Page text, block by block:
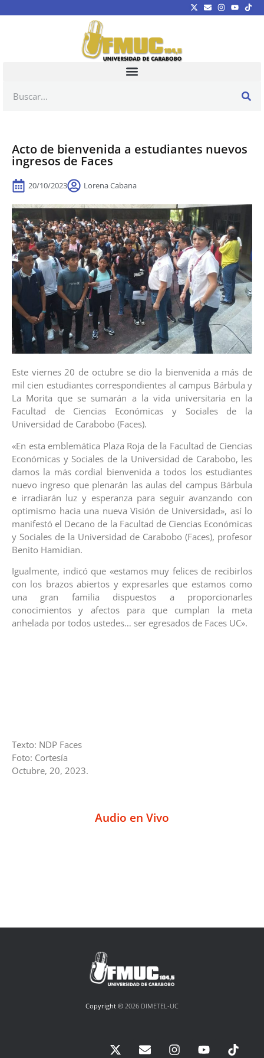
Acto de bienvenida a estudiantes nuevos
ingresos de Faces
20/10/2023 Lorena Cabana
Este viernes 20 de octubre se dio la bienvenida a más de
mil cien estudiantes correspondientes al campus Bárbula y
La Morita que se sumarán a la vida universitaria en la
Facultad de Ciencias Económicas y Sociales de la
Universidad de Carabobo (Faces).
«En esta emblemática Plaza Roja de la Facultad de Ciencias
Económicas y Sociales de la Universidad de Carabobo, les
damos la más cordial bienvenida a todos los estudiantes
nuevo ingreso que plenarán las aulas del campus Bárbula
e irradiarán luz y esperanza para seguir avanzando con
optimismo hacia una nueva Visión de Universidad», así lo
manifestó el Decano de la Facultad de Ciencias Económicas
y Sociales de la Universidad de Carabobo (Faces), profesor
Benito Hamidian.
Igualmente, indicó que «estamos muy felices de recibirlos
con los brazos abiertos y expresarles que estamos como
una gran familia dispuestos a proporcionarles
conocimientos y afectos para que cumplan la meta
anhelada por todos ustedes… ser egresados de Faces UC».
Texto: NDP Faces
Foto: Cortesía
Octubre, 20, 2023.
Audio en Vivo
Copyright © 2026 DIMETEL-UC